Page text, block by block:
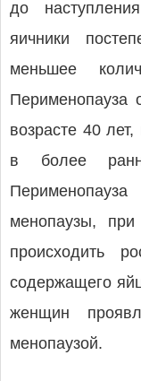
до
яичники
меньшее
Перименопауза
возрасте 40
в более
менопаузы,
происходить
содержащего
женщин
менопаузой.